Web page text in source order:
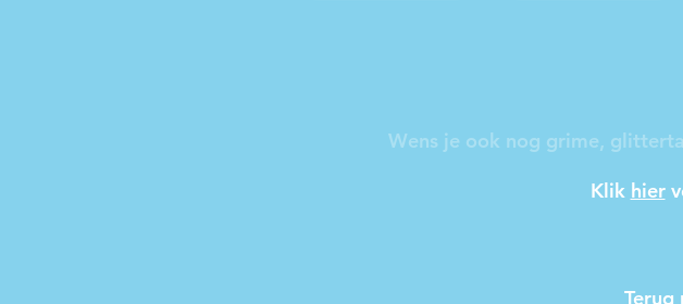
Wens je ook nog grime,
Klik hier
Terug